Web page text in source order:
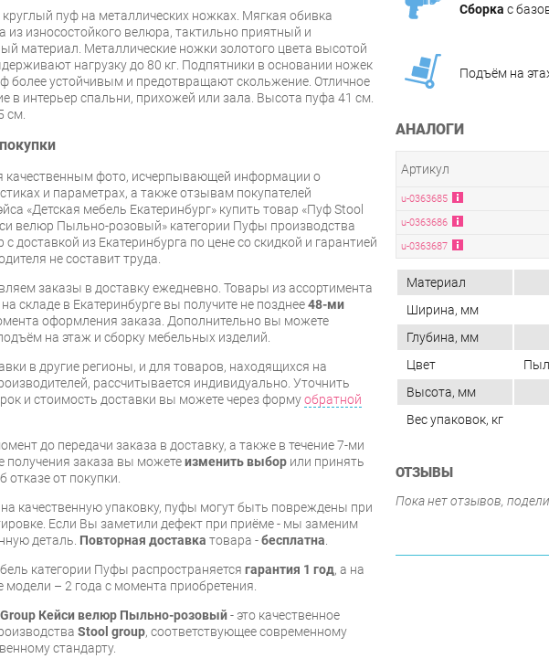
Сборка с
Подъём на
АНАЛОГИ
Артикул
u-0363685
u-0363686
u-0363687
пуф на металлических ножках. Мягкая обивка
из износостойкого велюра, тактильно приятный и
материал. Металлические ножки золотого цвета высотой
нагрузку до 80 кг. Подпятники в основании ножек
более устойчивым и предотвращают скольжение. Отличное
в интерьер спальни, прихожей или зала. Высота пуфа 41 см.
см.
качественным фото, исчерпывающей информации о
и параметрах, а также отзывам покупателей
«Детская мебель Екатеринбург» купить товар «Пуф Stool
велюр Пыльно-розовый» категории Пуфы производства
с доставкой из Екатеринбурга по цене со скидкой и гарантией
не составит труда.
заказы в доставку ежедневно. Товары из ассортимента
складе в Екатеринбурге вы получите не позднее48-ми
оформления заказа. Дополнительно вы можете
на этаж и сборку мебельных изделий.
в другие регионы, и для товаров, находящихся на
рассчитывается индивидуально. Уточнить
и стоимость доставки вы можете через формуобратной
до передачи заказа в доставку, а также в течение 7-ми
получения заказа вы можетеизменить выбор или принять
отказе от покупки.
качественную упаковку, пуфы могут быть повреждены при
Если Вы заметили дефект при приёме - мы заменим
деталь. Повторная доставка товара -бесплатна.
категории Пуфы распространяется гарантия 1 год, а на
модели – 2 года с момента приобретения.
Кейси велюр Пыльно-розовый- это качественное
Stool group, соответствующее современному
стандарту.
Материал
Ширина, мм
Глубина, мм
Цвет
Высота, мм
Вес упаковок, кг
ОТЗЫВЫ
Пока нет отзывов,